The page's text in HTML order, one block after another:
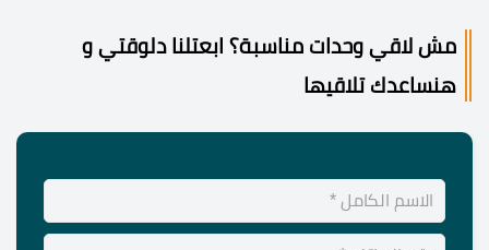
مش لاقي وحدات مناسبة؟ ابعتلنا دلوقتي و
هنساعدك تلاقيها